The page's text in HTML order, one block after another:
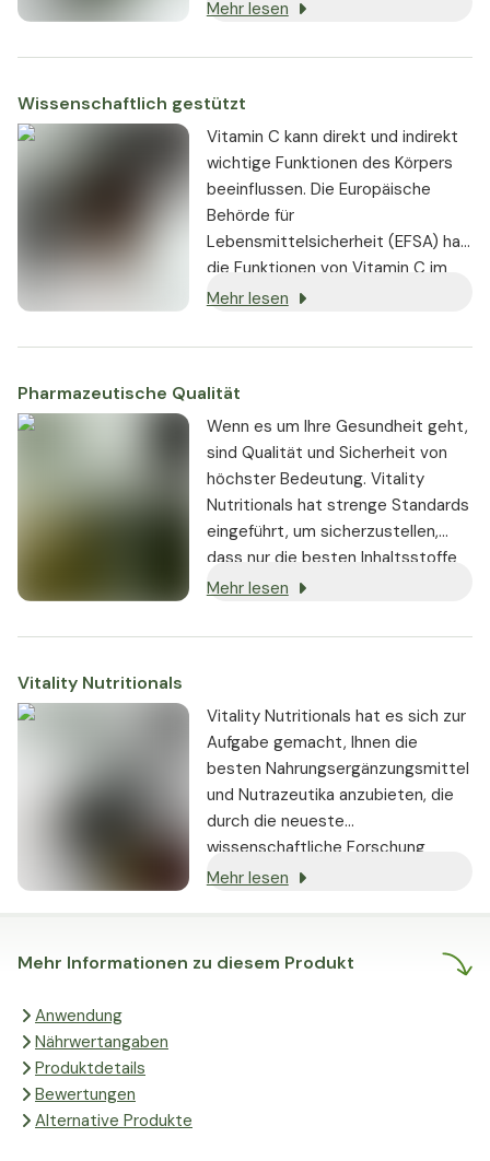
Zutaten verwendet.
Mehr lesen
Wissenschaftlich gestützt
Vitamin C kann direkt und indirekt
wichtige Funktionen des Körpers
beeinflussen. Die Europäische
Behörde für
Lebensmittelsicherheit (EFSA) hat
die Funktionen von Vitamin C im
menschlichen Körper
bestätigt.[1]
Mehr lesen
Pharmazeutische Qualität
Wenn es um Ihre Gesundheit geht,
sind Qualität und Sicherheit von
höchster Bedeutung. Vitality
Nutritionals hat strenge Standards
eingeführt, um sicherzustellen,
dass nur die besten Inhaltsstoffe
von seriösen Lieferanten bezogen
werden:
Mehr lesen
Mehr Informationen zu diesem Produkt
Anwendung
Nährwertangaben
Produktdetails
Bewertungen
Alternative Produkte
Vitality Nutritionals
Vitality Nutritionals hat es sich zur
Aufgabe gemacht, Ihnen die
besten Nahrungsergänzungsmittel
und Nutrazeutika anzubieten, die
durch die neueste
wissenschaftliche Forschung
gestützt werden und nachweislich
Mehr lesen